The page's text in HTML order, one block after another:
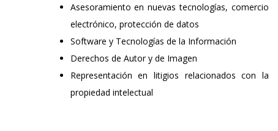
Asesoramiento en nuevas tecnologías, comercio
electrónico, protección de datos
Software y Tecnologías de la Información
Derechos de Autor y de Imagen
Representación en litigios relacionados con la
propiedad intelectual